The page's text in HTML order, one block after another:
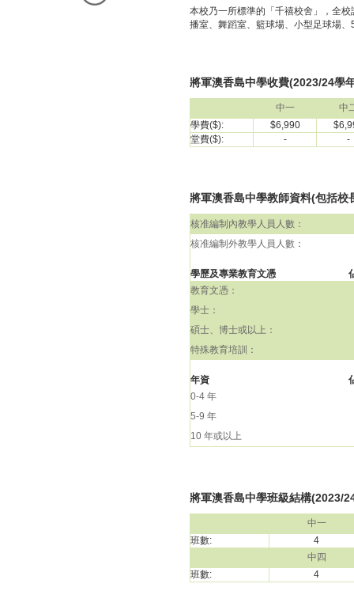
本校乃一所標準的「千禧校舍」，全
播室、舞蹈室、籃球場、小型足球場
將軍澳香島中學收費(2023/24學
中一
中
學費($):
$6,990
堂費($):
- -
將軍澳香島中學教師資料(包括校
核准編制內教學人員人數：
核准編制外教學人員人數：
學歷及專業教育文憑
教育文憑：
學士：
碩士、博士或以上：
特殊教育培訓：
年資
0-4 年
5-9 年
10 年或以上
將軍澳香島中學班級結構(2023/
中一
班數:
4
中四
班數:
4